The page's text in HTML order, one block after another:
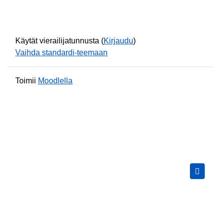
Käytät vierailijatunnusta (Kirjaudu)
Vaihda standardi-teemaan
Toimii Moodlella